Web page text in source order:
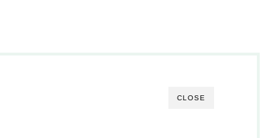
CLOSE